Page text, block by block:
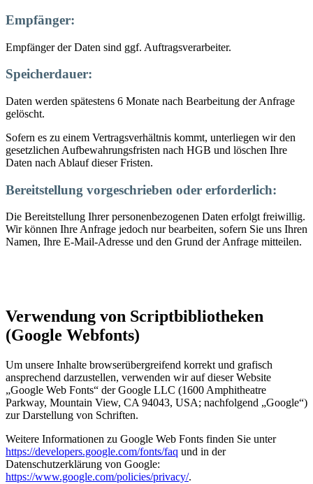
Empfänger:
Empfänger der Daten sind ggf. Auftragsverarbeiter.
Speicherdauer:
Daten werden spätestens 6 Monate nach Bearbeitung der Anfrage
gelöscht.
Sofern es zu einem Vertragsverhältnis kommt, unterliegen wir den
gesetzlichen Aufbewahrungsfristen nach HGB und löschen Ihre
Daten nach Ablauf dieser Fristen.
Bereitstellung vorgeschrieben oder erforderlich:
Die Bereitstellung Ihrer personenbezogenen Daten erfolgt freiwillig.
Wir können Ihre Anfrage jedoch nur bearbeiten, sofern Sie uns Ihren
Namen, Ihre E-Mail-Adresse und den Grund der Anfrage mitteilen.
Verwendung von Scriptbibliotheken
(Google Webfonts)
Um unsere Inhalte browserübergreifend korrekt und grafisch
ansprechend darzustellen, verwenden wir auf dieser Website
„Google Web Fonts“ der Google LLC (1600 Amphitheatre
Parkway, Mountain View, CA 94043, USA; nachfolgend „Google“)
zur Darstellung von Schriften.
Weitere Informationen zu Google Web Fonts finden Sie unter
https://developers.google.com/fonts/faq und in der
Datenschutzerklärung von Google:
https://www.google.com/policies/privacy/.